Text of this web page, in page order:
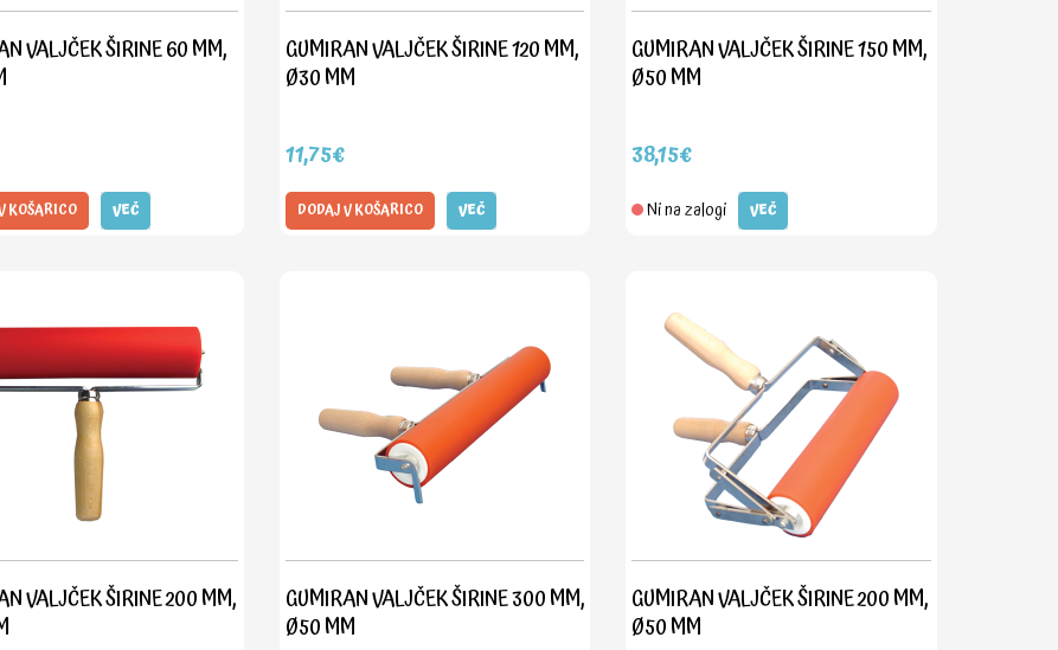
VALJČEK ŠIRINE 60 MM,
KOŠARICO VEČ
GUMIRAN VALJČEK ŠIRINE 120 MM,
Ø30 MM
11,75€
DODAJ V KOŠARICO VEČ
GUMIRAN VALJČEK ŠIRINE 150 MM,
Ø50 MM
38,15€
Ni na zalogi VEČ
VALJČEK ŠIRINE 200 MM,
GUMIRAN VALJČEK ŠIRINE 300 MM,
Ø50 MM
GUMIRAN VALJČEK ŠIRINE 200 MM,
Ø50 MM